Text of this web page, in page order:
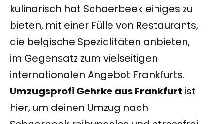
kulinarisch hat Schaerbeek einiges zu
bieten, mit einer Fülle von Restaurants,
die belgische Spezialitäten anbieten,
im Gegensatz zum vielseitigen
internationalen Angebot Frankfurts.
Umzugsprofi Gehrke aus Frankfurt ist
hier, um deinen Umzug nach